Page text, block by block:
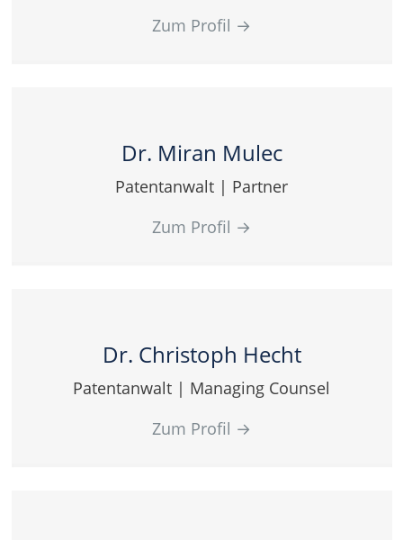
Zum Profil →
Dr. Miran Mulec
Patentanwalt | Partner
Zum Profil →
Dr. Christoph Hecht
Patentanwalt | Managing Counsel
Zum Profil →